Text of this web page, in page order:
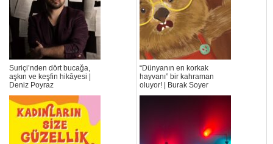
Suriçi’nden dört bucağa,
aşkın ve keşfin hikâyesi |
Deniz Poyraz
“Dünyanın en korkak
hayvanı” bir kahraman
oluyor! | Burak Soyer